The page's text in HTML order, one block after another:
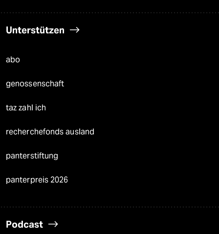
Unterstützen
abo
genossenschaft
taz zahl ich
recherchefonds ausland
panterstiftung
panterpreis 2026
Podcast